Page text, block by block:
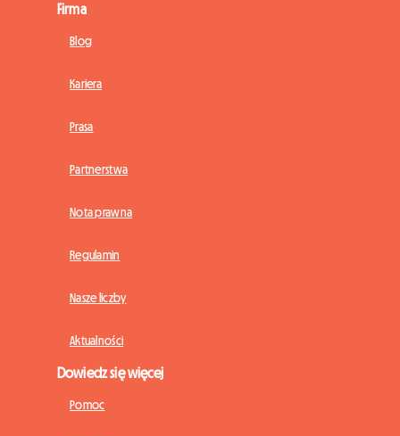
Firma
Blog
Kariera
Prasa
Partnerstwa
Nota prawna
Regulamin
Nasze liczby
Aktualności
Dowiedz się więcej
Pomoc